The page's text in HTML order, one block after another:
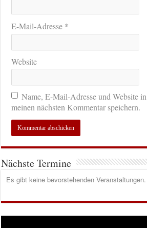
E-Mail-Adresse *
Website
Name, E-Mail-Adresse und Website
meinen nächsten Kommentar speichern.
Nächste Termine
Es gibt keine bevorstehenden Veranstaltungen.